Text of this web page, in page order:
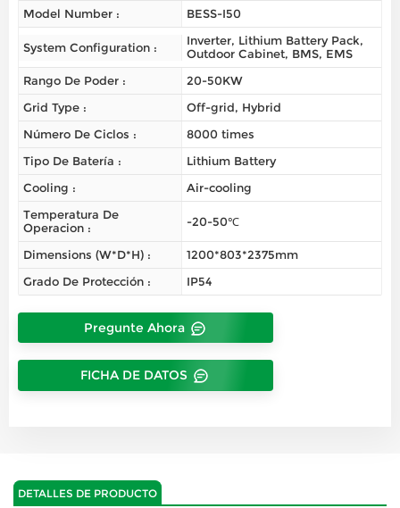
Model Number :
BESS-I50
System Configuration :
Inverter, Lithium Battery Pack,
Outdoor Cabinet, BMS, EMS
Rango De Poder :
20-50KW
Grid Type :
Off-grid, Hybrid
Número De Ciclos :
8000 times
Tipo De Batería :
Lithium Battery
Cooling :
Air-cooling
Temperatura De
Operacion :
-20-50℃
Dimensions (W*D*H) :
1200*803*2375mm
Grado De Protección :
IP54
Pregunte Ahora
FICHA DE DATOS
DETALLES DE PRODUCTO